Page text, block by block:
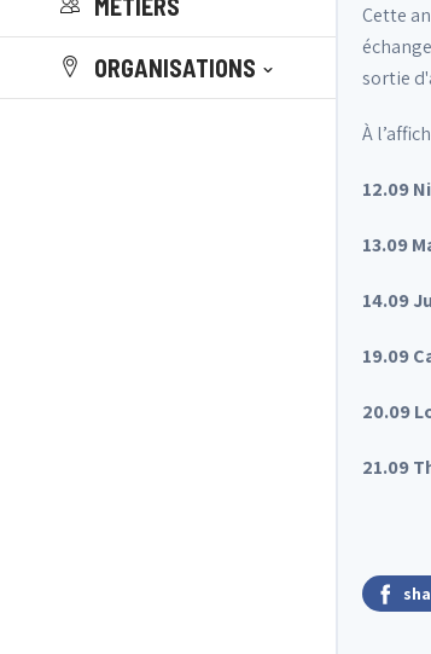
MÉTIERS
ORGANISATIONS
Cette
sortie
À
12.09
13.09
14.09
19.09
20.09
21.09